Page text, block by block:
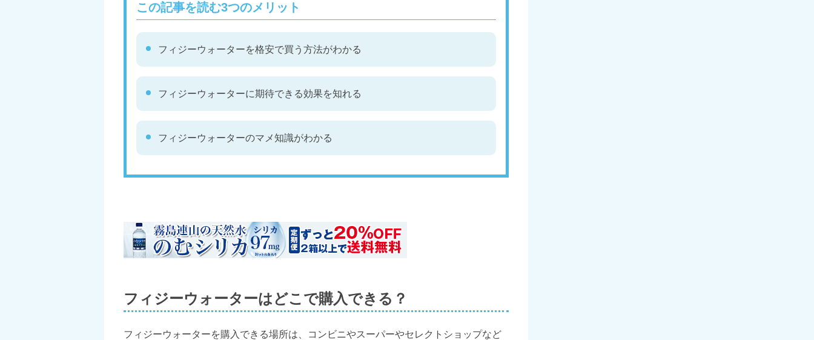
この記事を読む3つのメリット
フィジーウォーターを格安で買う方法がわかる
フィジーウォーターに期待できる効果を知れる
フィジーウォーターのマメ知識がわかる
フィジーウォーターはどこで購入できる？
フィジーウォーターを購入できる場所は、コンビニやスーパーやセレクトショップなど